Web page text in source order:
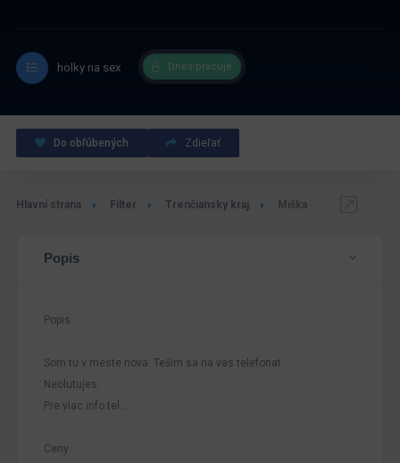
holky na sex Dnes pracuje
Do obľúbených Zdieľať
Hlavní strana Filter Trenčiansky kraj Miška
Popis
Popis
Som tu v meste nova. Teším sa na vas telefonat.
Neolutujes.
Pre viac info tel...
Ceny :